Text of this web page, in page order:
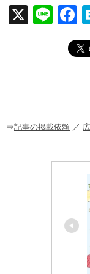
X
Li
F
a
c
o
⇒記事の掲載依頼 ／